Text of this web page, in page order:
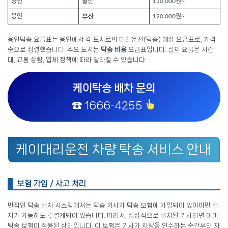
용인 부산 120,000원~
용인탁송 요금표는 용인에서 각 도시로의 대리운전(탁송) 예상 요금표로, 가격
순으로 정렬했습니다. 주요 도시는 탁송 비용 요금표입니다. 실제 요금은 시간
대, 교통 상황, 업체 정책에 따라 달라질 수 있습니다.
케이탁송 배차 문의
☎ 1666-4255
케이대리운전 차량 탁송 서비스 안내
보험 가입 / 사고 처리
반적인 탁송 배차 시스템에서는 탁송 기사가 탁송 보험에 가입되어 있어야만 배
차가 가능하도록 설계되어 있습니다. 따라서, 정상적으로 배차된 기사라면 이미
탁송 보험이 적용된 상태입니다. 이 보험은 기사가 차량을 인수하는 순간부터 자